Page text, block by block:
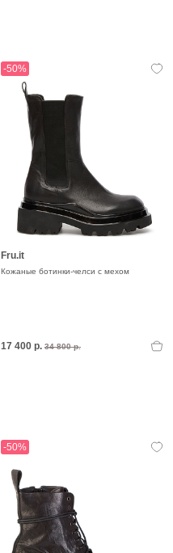
-50%
Fru.it
Кожаные ботинки-челси с мехом
17 400 р. 34 800 р.
-50%